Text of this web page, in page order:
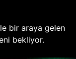
ile bir araya gelen
bekliyor.